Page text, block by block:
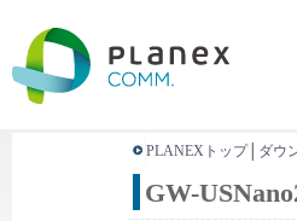
PLANEXトップ│ ダウ
GW-